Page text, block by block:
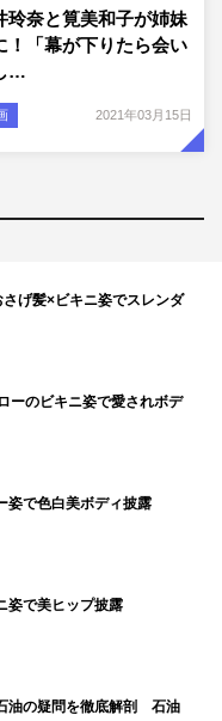
玲奈と筧美和子が姉妹
！「幕が下りたら会い
…
2021年03月15日
げ髪×ビキニ姿でスレンダ
ーのビキニ姿で愛されボデ
姿で色白美ボディ披露
姿で美ヒップ披露
油の疑問を徹底解剖 石油